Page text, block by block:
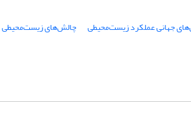
جهانی عملکرد زیست‌محیطی
چالش‌های زیست‌محیطی